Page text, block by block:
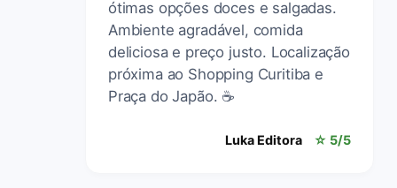
ótimas opções doces e salgadas.
Ambiente agradável, comida
deliciosa e preço justo. Localização
próxima ao Shopping Curitiba e
Praça do Japão. ☕️
Luka Editora ☆ 5/5